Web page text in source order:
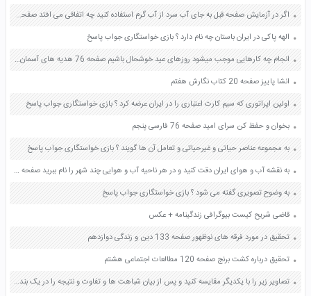
اگر در آزمایش صفحه قبل به جای آب سرد از آب گرم استفاده کنید چه اتفاقی می افتد صفحه 40 علوم چهارم
الهه پاکی در ایران باستان چه نام دارد ؟ بازی خواستگاری جواب پاسخ
انجام چه کارهایی موجب میشود روزهای عید خوشحال باشیم صفحه 76 هدیه های آسمان ششم
انشا پاییز صفحه 20 کتاب نگارش هفتم
اولین اپراتوری که سیم کارت اعتباری را در ایران عرضه کرد ؟ بازی خواستگاری جواب پاسخ
بخوان و حفظ کن سرای امید صفحه 76 فارسی پنجم
به مجموعه عناصر حیاتی و غیرحیاتی و تعامل آن ها گویند ؟ بازی خواستگاری جواب پاسخ
به نقشه آب و هوای ایران دقت کنید و در هر ناحیه آب و هوایی چند شهر را نام ببرید صفحه 63 مطالعات اجتماعی هفتم
به وضوح تصویری گفته می شود ؟ بازی خواستگاری جواب پاسخ
قاضی شریح کیست بیوگرافی زندگینامه + عکس
تحقیق در مورد فرقه های نوظهور صفحه 133 دین و زندگی دوازدهم
تحقیق درباره کشت برنج صفحه 120 مطالعات اجتماعی هشتم
تصاویر زیر را با یکدیگر مقایسه کنید و پس از بیان شباهت ها و تفاوت و نتیجه را در یک بند بنویسید صفحه 36 کتاب نگارش چهارم دبستان